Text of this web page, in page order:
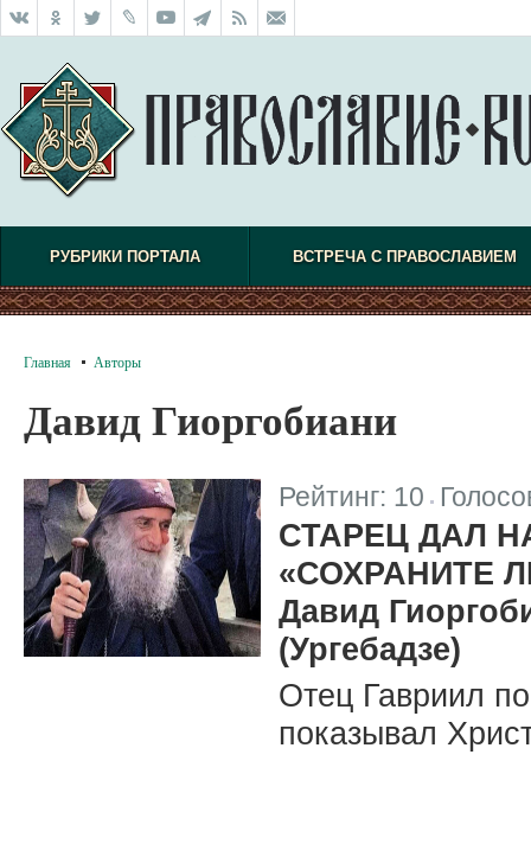
РУБРИКИ ПОРТАЛА ВСТРЕЧА С ПРАВОСЛАВИЕМ
Главная Авторы
Давид Гиоргобиани
Рейтинг: 10
СТАРЕЦ ДАЛ
«СОХРАНИТЕ
Давид
(Ургебадзе)
Отец Гавриил
показывал